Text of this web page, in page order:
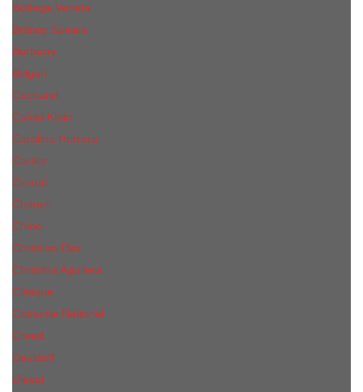
Bottega Veneta
Britney Spears
Burberry
Bvlgari
Cacharel
Calvin Klein
Carolina Herrera
Cartier
Cerruti
Сhanеl
Chloe
Christian Dior
Christina Aguilera
Сliniquе
Costume National
Creed
Davidoff
Diesel